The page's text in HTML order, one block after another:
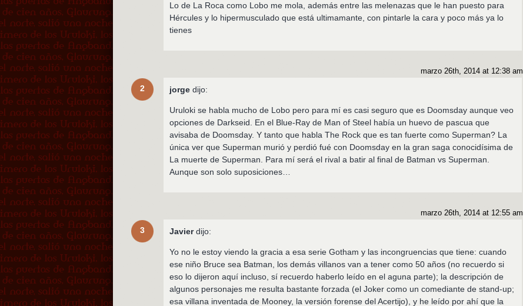
Lo de La Roca como Lobo me mola, además entre las melenazas que le han puesto para
Hércules y lo hipermusculado que está ultimamante, con pintarle la cara y poco más ya lo
tienes
2
marzo 26th, 2014 at 12:38 am
jorge dijo:
Uruloki se habla mucho de Lobo pero para mí es casi seguro que es Doomsday aunque veo
opciones de Darkseid. En el Blue-Ray de Man of Steel había un huevo de pascua que
avisaba de Doomsday. Y tanto que habla The Rock que es tan fuerte como Superman? La
única ver que Superman murió y perdió fué con Doomsday en la gran saga conocidísima de
La muerte de Superman. Para mí será el rival a batir al final de Batman vs Superman.
Aunque son solo suposiciones…
3
marzo 26th, 2014 at 12:55 am
Javierdijo:
Yo no le estoy viendo la gracia a esa serie Gotham y las incongruencias que tiene: cuando
ese niño Bruce sea Batman, los demás villanos van a tener como 50 años (no recuerdo si
eso lo dijeron aquí incluso, sí recuerdo haberlo leído en el aguna parte); la descripción de
algunos personajes me resulta bastante forzada (el Joker como un comediante de stand-up;
esa villana inventada de Mooney, la versión forense del Acertijo), y he leído por ahí que la